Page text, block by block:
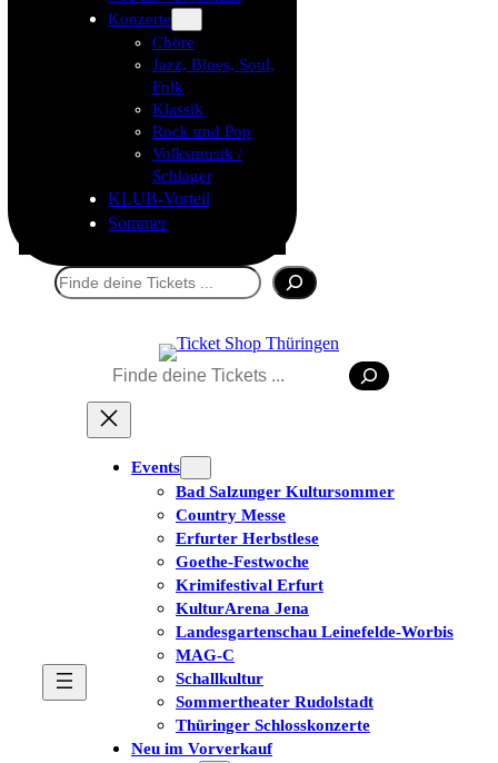
Konzerte
Chöre
Jazz, Blues, Soul,
Folk
Klassik
Rock und Pop
Volksmusik /
Schlager
KLUB-Vorteil
Sommer
Suchen
Suchen
Events
Bad Salzunger Kultursommer
Country Messe
Erfurter Herbstlese
Goethe-Festwoche
Krimifestival Erfurt
KulturArena Jena
Landesgartenschau Leinefelde-Worbis
MAG-C
Schallkultur
Sommertheater Rudolstadt
Thüringer Schlosskonzerte
Neu im Vorverkauf